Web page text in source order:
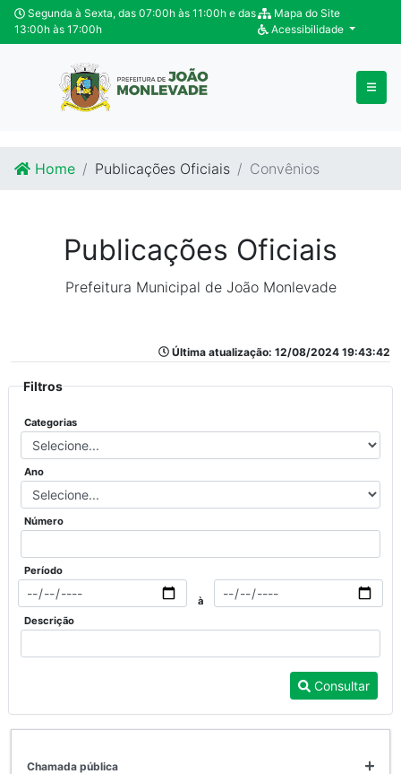
Ir para o conteúdo
Ir para o fim do conteúdo
Segunda à Sexta, das 07:00h às 11:00h e das
13:00h às 17:00h
Mapa do Site
Acessibilidade
Home Publicações Oficiais Convênios
Publicações Oficiais
Prefeitura Municipal de João Monlevade
Última atualização: 12/08/2024 19:43:42
Filtros
Categorias
Ano
Número
Período
à
Descrição
Consultar
chamada pública